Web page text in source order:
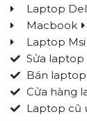
Laptop
Macbook
Laptop Msi
Sửa laptop
Bán laptop
Cửa hàng
Laptop cũ